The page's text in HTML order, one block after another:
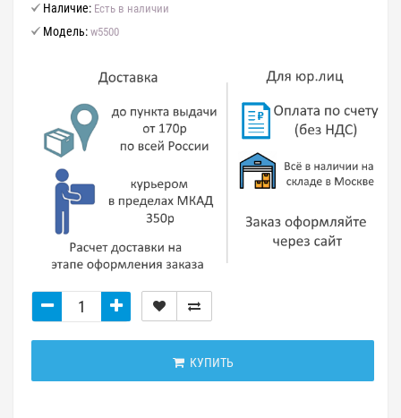
Наличие: Есть в наличии
Модель: w5500
КУПИТЬ